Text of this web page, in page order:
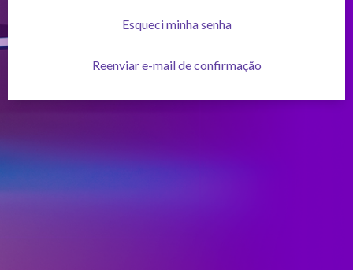
Esqueci minha senha
Reenviar e-mail de confirmação